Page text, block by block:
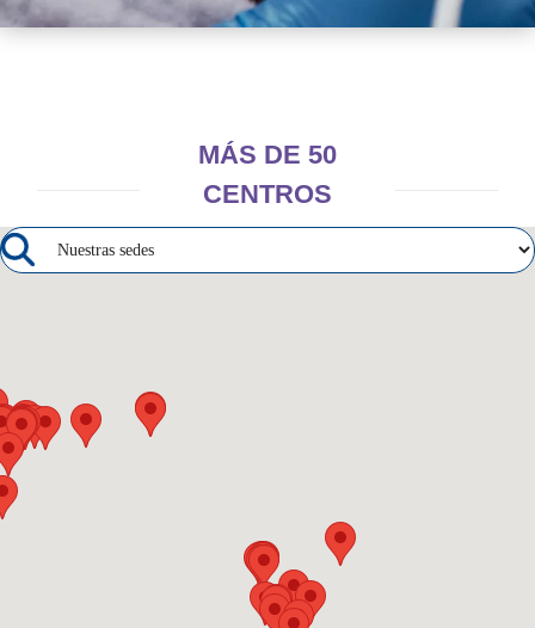
MÁS DE 50
CENTROS